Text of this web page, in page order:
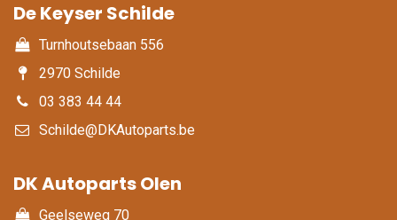
De Keyser Schilde
Turnhoutsebaan 556
2970 Schilde
03 383 44 44
Schilde@DKAutoparts.be
DK Autoparts Olen​
Geelseweg 70